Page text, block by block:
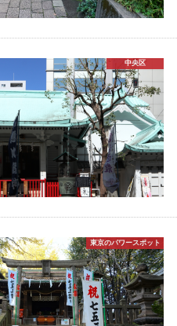
中央区
東京のパワースポット